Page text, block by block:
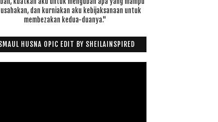
dan kurniakan aku kebijaksanaan untuk
membezakan kedua-duanya."
HUSNA OPIC EDIT BY SHEILAINSPIRED